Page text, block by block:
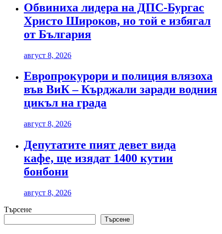
Обвиниха лидера на ДПС-Бургас
Христо Широков, но той е избягал
от България
август 8, 2026
Европрокурори и полиция влязоха
във ВиК – Кърджали заради водния
цикъл на града
август 8, 2026
Депутатите пият девет вида
кафе, ще изядат 1400 кутии
бонбони
август 8, 2026
Търсене
Търсене